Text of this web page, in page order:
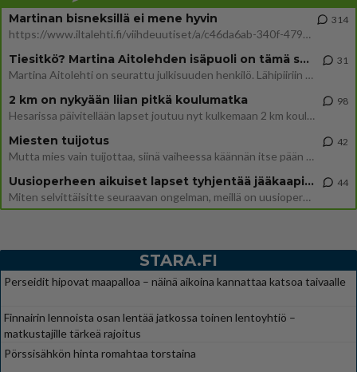
Martinan bisneksillä ei mene hyvin
https://www.iltalehti.fi/viihdeuutiset/a/c46da6ab-340f-4790-aaa7-0865eed2336 Yrityksen konkurssihakemus on tullut kärä
314
Tiesitkö? Martina Aitolehden isäpuoli on tämä suosittu laulaja
Martina Aitolehti on seurattu julkisuuden henkilö. Lähipiiriin mahtuu muitakin tunnettuja henkilöitä. Tiesitkö, että Ma
31
2 km on nykyään liian pitkä koulumatka
Hesarissa päivitellään lapset joutuu nyt kulkemaan 2 km kouluun jösses. Ruostefillarilla tuo matka menee vaikka miten äk
98
Miesten tuijotus
Mutta mies vain tuijottaa, siinä vaiheessa käännän itse pään pois. Mikä juttu? Yleensä jos joku tuijottaa tai katsoo, hä
42
Uusioperheen aikuiset lapset tyhjentää jääkaapin käydessään
Miten selvittäisitte seuraavan ongelman, meillä on uusioperhe, minulla teini-ikäiset lapset ja puolisolla aikuiset, jotk
44
STARA.FI
Perseidit hipovat maapalloa – näinä aikoina kannattaa katsoa taivaalle
Finnairin lennoista osan lentää jatkossa toinen lentoyhtiö –
matkustajille tärkeä rajoitus
Pörssisähkön hinta romahtaa torstaina